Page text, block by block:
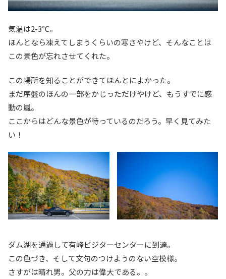
気温は2-3℃。
ほんとなら凍えてしまうくらいの寒さやけど、そんなことは
この景色が忘れさせてくれた。
この場所を知ることができてほんとによかった。
まだ序盤のほんの一部をかじっただけやけど、もうすでに感
動の嵐。
ここからはどんな景色が待っているのだろう。早く見てみた
い！
ダム湖を通過して有峰ビジターセンターに到達。
この色づき、そして文句のつけようのない空模様。
さすがは晴れ男。父の力は偉大である。。